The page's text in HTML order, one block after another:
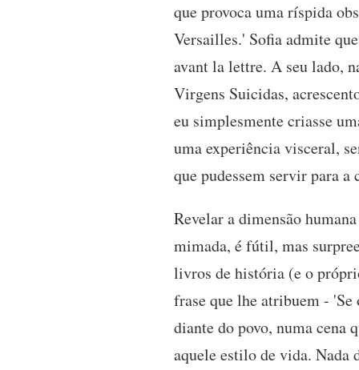
que provoca uma ríspida
Versailles.' Sofia admite
avant la lettre. A seu lado,
Virgens Suicidas,
eu simplesmente criasse
uma experiência visceral,
que pudessem servir para
Revelar a dimensão
mimada, é fútil, mas
livros de história (e o
frase que lhe atribuem - 'Se
diante do povo, numa cena
aquele estilo de vida. Nada